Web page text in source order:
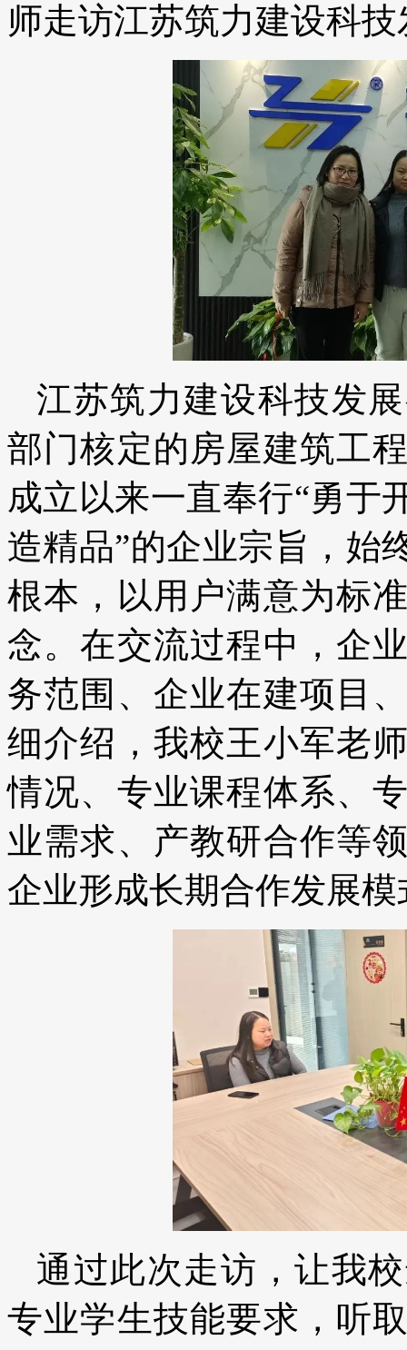
师走访江苏筑力建设科
江苏筑力建设科技发
部门核定的房屋建筑工
成立以来一直奉行“勇于
造精品”的企业宗旨，始
根本，以用户满意为标
念。在交流过程中，企
务范围、企业在建项目
细介绍，我校王小军老
情况、专业课程体系、
业需求、产教研合作等
企业形成长期合作发展
通过此次走访，让我
专业学生技能要求，听